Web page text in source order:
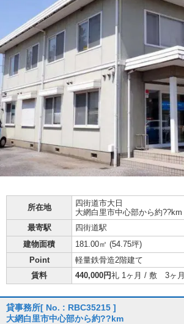
所在地 四街道市大日
大網白里市中心部から約??km
最寄駅
四街道駅
建物面積
181.00㎡ (54.75坪)
Point
軽量鉄骨造2階建て
賃料
440,000円礼 1ヶ月 / 敷 3ヶ月
貸事務所[ No. : RBC35215 ]
大網白里市中心部から約??km